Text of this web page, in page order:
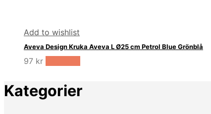
Add to wishlist
Aveva Design Kruka Aveva L Ø25 cm Petrol Blue Grönblå
97 kr
Kategorier